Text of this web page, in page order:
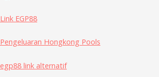
Link EGP88
Pengeluaran Hongkong Pools
egp88 link alternatif